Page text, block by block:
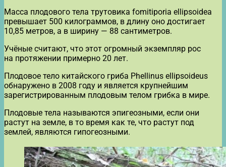
Масса плодового тела трутовика fomitiporia ellipsoidea
превышает 500 килограммов, в длину оно достигает
10,85 метров, а в ширину — 88 сантиметров.
Учёные считают, что этот огромный экземпляр рос
на протяжении примерно 20 лет.
Плодовое тело китайского гриба Phellinus ellipsoideus
обнаружено в 2008 году и является крупнейшим
зарегистрированным плодовым телом грибка в мире.
Плодовые тела называются эпигеозными, если они
растут на земле, в то время как те, что растут под
землей, являются гипогеозными.